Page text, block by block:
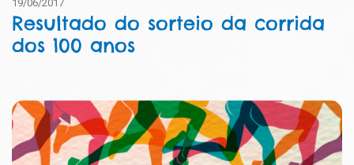
19/06/2017
Resultado do sorteio da corrida
dos 100 anos